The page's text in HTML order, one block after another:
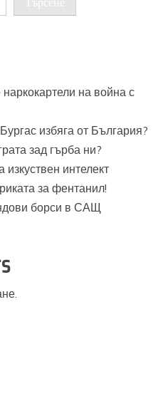
Търсене
на война с
избяга от България?
зад гърба ни?
интелект
за фентанил!
борси в САЩ